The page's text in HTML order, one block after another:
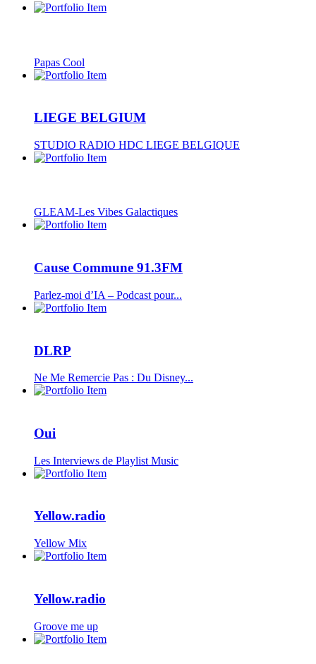
Papas Cool
LIEGE BELGIUM
STUDIO RADIO HDC LIEGE BELGIQUE
GLEAM-Les Vibes Galactiques
Cause Commune 91.3FM
Parlez-moi d’IA – Podcast pour...
DLRP
Ne Me Remercie Pas : Du Disney...
Oui
Les Interviews de Playlist Music
Yellow.radio
Yellow Mix
Yellow.radio
Groove me up